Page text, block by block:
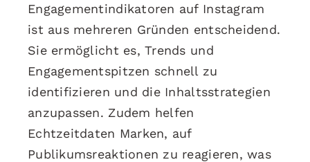
Engagementindikatoren auf Instagram
ist aus mehreren Gründen entscheidend.
Sie ermöglicht es, Trends und
Engagementspitzen schnell zu
identifizieren und die Inhaltsstrategien
anzupassen. Zudem helfen
Echtzeitdaten Marken, auf
Publikumsreaktionen zu reagieren, was